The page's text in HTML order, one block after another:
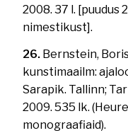
2008. 37 l. [puudus
nimestikust].
26. Bernstein,
kunstimaailm:
Sarapik. Tallinn;
2009. 535 lk.
monograafiaid).